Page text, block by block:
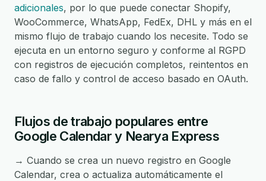
adicionales, por lo que puede conectar Shopify,
WooCommerce, WhatsApp, FedEx, DHL y más en el
mismo flujo de trabajo cuando los necesite. Todo se
ejecuta en un entorno seguro y conforme al RGPD
con registros de ejecución completos, reintentos en
caso de fallo y control de acceso basado en OAuth.
Flujos de trabajo populares entre
Google Calendar y Nearya Express
→ Cuando se crea un nuevo registro en Google
Calendar, crea o actualiza automáticamente el